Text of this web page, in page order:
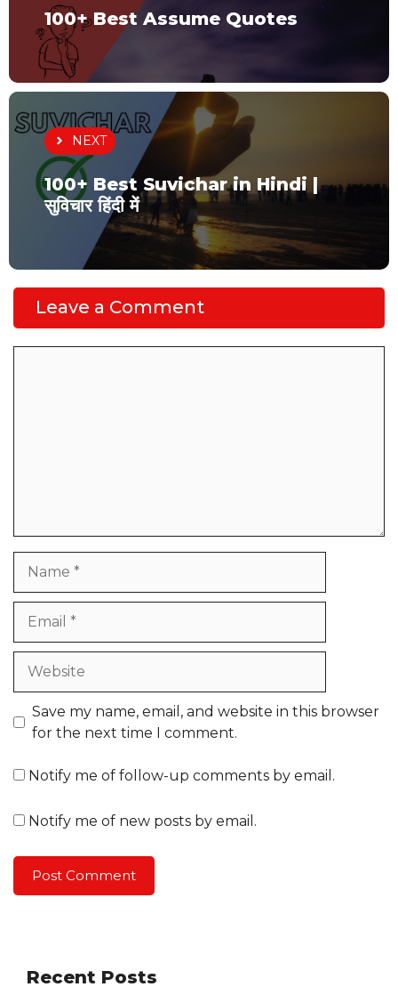
100+ Best Assume Quotes
NEXT
100+ Best Suvichar in Hindi |
सुविचार हिंदी में
Leave a Comment
Save my name, email, and website in this browser
for the next time I comment.
Notify me of follow-up comments by email.
Notify me of new posts by email.
Recent Posts